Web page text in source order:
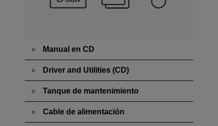
Manual en CD
Driver and Utilities (CD)
Tanque de mantenimiento
Cable de alimentación